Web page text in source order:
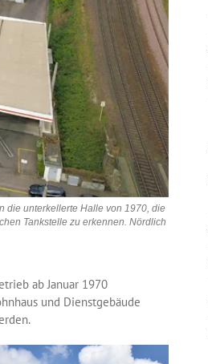
die unterkellerte Halle von 1970, die
Tankstelle zu erkennen. Nördlich
ab Januar 1970
und Dienstgebäude